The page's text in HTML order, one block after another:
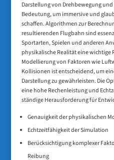
Darstellung von Drehbewegung
Bedeutung, um immersive und
schaffen. Algorithmen zur
resultierenden Flugbahn sind
Sportarten, Spielen und anderen
physikalische Realität eine wichtige
Modellierung von Faktoren wie
Kollisionen ist entscheidend, um
Darstellung zu gewährleisten. Die
eine hohe Rechenleistung und
ständige Herausforderung für
Genauigkeit der physikalischen
Echtzeitfähigkeit der Simulation
Berücksichtigung komplexer
Reibung